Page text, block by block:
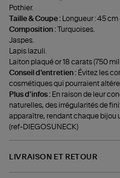
Pothier.
Taille & Coupe :
Longueur : 45
Composition :Turquoises.
Jaspes.
Lapis lazuli.
Laiton plaqué or 18 carats (750
Conseil d'entretien : Évitez les
cosmétiques qui pourraient
Plus d'infos : En raison de leur
naturelles, des irrégularités de
apparaître, rendant chaque bijou
(ref-DIEGOSUNECK)
LIVRAISON ET RETOUR